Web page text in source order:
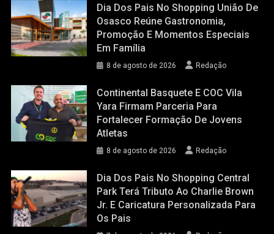
Dia Dos Pais No Shopping União De
Osasco Reúne Gastronomia,
Promoção E Momentos Especiais
Em Família
8 de agosto de 2026 Redação
Continental Basquete E COC Vila
Yara Firmam Parceria Para
Fortalecer Formação De Jovens
Atletas
8 de agosto de 2026 Redação
Dia Dos Pais No Shopping Central
Park Terá Tributo Ao Charlie Brown
Jr. E Caricatura Personalizada Para
Os Pais